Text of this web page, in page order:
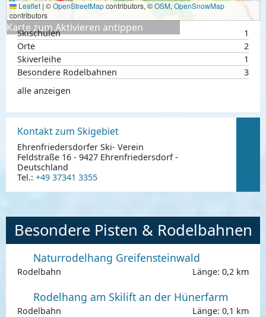
Skischulen
1
Orte
2
Skiverleihe
1
Besondere Rodelbahnen
3
alle anzeigen
Leaflet | ©OpenStreetMapcontributors, ©OSM, OpenSnowMap
contributors
Karte zum Aktivieren antippen
Kontakt zum Skigebiet
Ehrenfriedersdorfer Ski- Verein
Feldstraße 16 - 9427 Ehrenfriedersdorf -
Deutschland
Tel.: +49 37341 3355
Besondere Pisten & Rodelbahnen
Naturrodelhang Greifensteinwald
Rodelbahn Länge: 0,2 km
Rodelhang am Skilift an der Hünerfarm
Rodelbahn Länge: 0,1 km